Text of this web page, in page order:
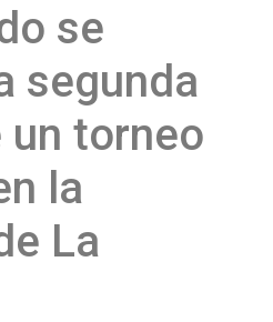
se
segunda
un torneo
la
La